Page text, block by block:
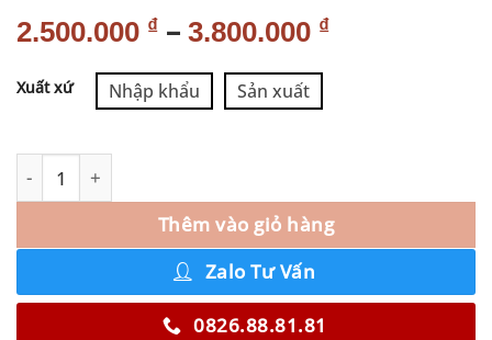
2.500.000 ₫ – 3.800.000 ₫
Xuất xứ Nhập khẩu Sản xuất
Thêm vào giỏ hàng
Alternative:
Zalo Tư Vấn
0826.88.81.81